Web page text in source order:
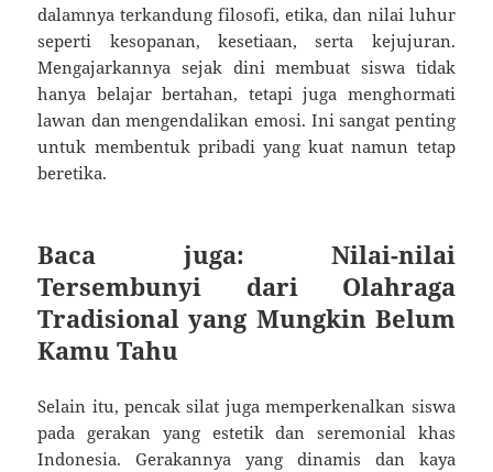
dalamnya terkandung filosofi, etika, dan nilai luhur
seperti kesopanan, kesetiaan, serta kejujuran.
Mengajarkannya sejak dini membuat siswa tidak
hanya belajar bertahan, tetapi juga menghormati
lawan dan mengendalikan emosi. Ini sangat penting
untuk membentuk pribadi yang kuat namun tetap
beretika.
Baca juga: Nilai-nilai
Tersembunyi dari Olahraga
Tradisional yang Mungkin Belum
Kamu Tahu
Selain itu, pencak silat juga memperkenalkan siswa
pada gerakan yang estetik dan seremonial khas
Indonesia. Gerakannya yang dinamis dan kaya